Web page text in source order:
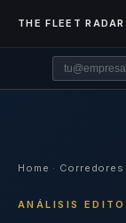
THE FLEET
Home · Corredores
ANÁLISIS